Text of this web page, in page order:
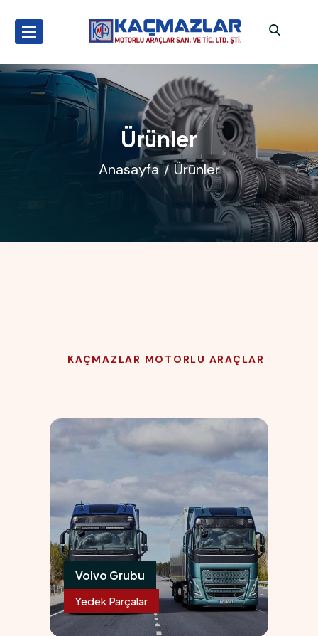
Ürünler
Anasayfa Ürünler
KAÇMAZLAR MOTORLU ARAÇLAR
01
Volvo Grubu
Yedek Parçalar